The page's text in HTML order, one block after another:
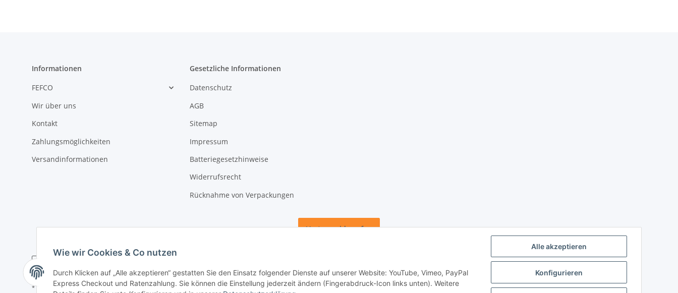
Informationen
FEFCO
Wir über uns
Kontakt
Zahlungsmöglichkeiten
Versandinformationen
Gesetzliche Informationen
Datenschutz
AGB
Sitemap
Impressum
Batteriegesetzhinweise
Widerrufsrecht
Rücknahme von Verpackungen
Vertrag widerrufen
* Alle Preise zzgl. gesetzlicher USt., zzgl.Versand
Wie wir Cookies & Co nutzen
Durch Klicken auf „Alle akzeptieren“ gestatten Sie den Einsatz folgender Dienste auf unserer Website: YouTube, Vimeo, PayPal
Express Checkout und Ratenzahlung. Sie können die Einstellung jederzeit ändern (Fingerabdruck-Icon links unten). Weitere
Alle akzeptieren
Konfigurieren